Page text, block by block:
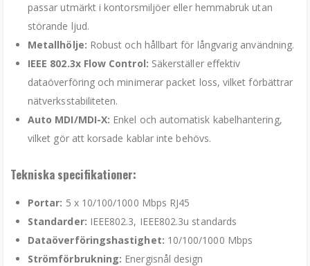
passar utmärkt i kontorsmiljöer eller hemmabruk utan
störande ljud.
Metallhölje: Robust och hållbart för långvarig användning.
IEEE 802.3x Flow Control: Säkerställer effektiv
dataöverföring och minimerar packet loss, vilket förbättrar
nätverksstabiliteten.
Auto MDI/MDI-X: Enkel och automatisk kabelhantering,
vilket gör att korsade kablar inte behövs.
Tekniska specifikationer:
Portar: 5 x 10/100/1000 Mbps RJ45
Standarder: IEEE802.3, IEEE802.3u standards
Dataöverföringshastighet: 10/100/1000 Mbps
Strömförbrukning: Energisnål design